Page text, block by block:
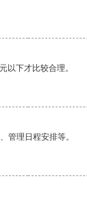
以下才比较合理。
管理日程安排等。